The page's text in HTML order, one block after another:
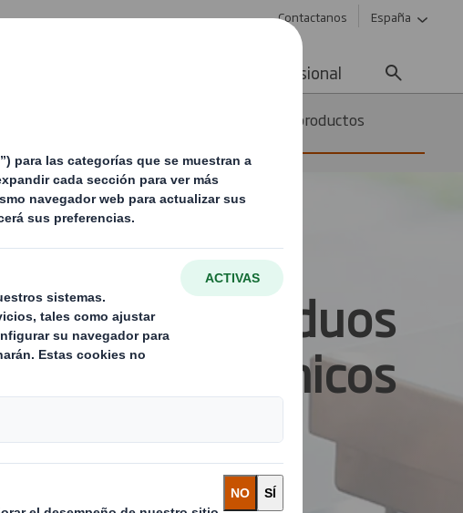
Contactanos España
Carrera profesional
residuos y
Alimentos y productos
de residuos
orgánicos